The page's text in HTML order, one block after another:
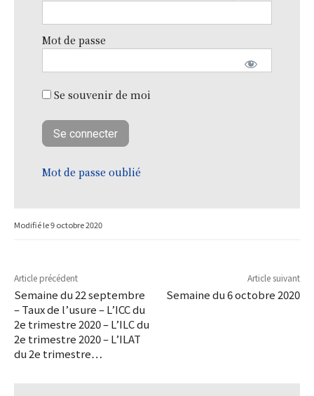
Mot de passe
Se souvenir de moi
Mot de passe oublié
Modifié le9 octobre 2020
Article précédent
Semaine du 22 septembre
– Taux de l’usure – L’ICC du
2e trimestre 2020 – L’ILC du
2e trimestre 2020 – L’ILAT
du 2e trimestre…
Article suivant
Semaine du 6 octobre 2020